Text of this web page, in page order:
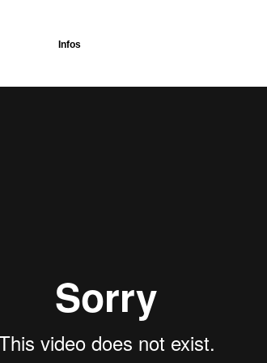
Infos